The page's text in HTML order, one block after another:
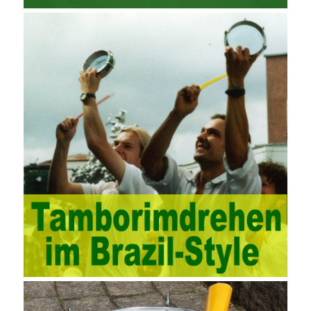
managing the seller’s community and applies it to technical
consulting. Chengdu enterprise project management training
software supports enterprises in the project management process
through software for Online cost, contract, schedule, materials,
documents, quality and other fields for unified management and
regulation, throughout the entire process chain, including: building
electrical, water Industrial ports, design institutes, software
development, real estate, construction, security and fire
protection, large-scale factory construction, mine construction
and other industries. Intrinsic needs: The development of auditing
itself increasingly reflects the shortcomings of traditional auditing
methods, and also promotes the application of computer
technology methods in auditing. With the rapid development of
China’s economy, the intensity of audit supervision has been
strengthened, and the scope of audit hasAWS-SYSOPS Exam
Study Materials
been continuously expanded: from the original
financial and financial audit development to the benefit audit,
from the basic audit of accounts to the basic audit of systems,
the audit of risk-based audits, and the development of post-audit.
In the event, before the audit. Faced with such a development